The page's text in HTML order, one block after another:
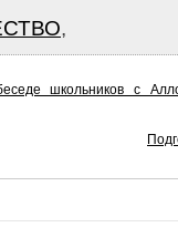
,
школьников с